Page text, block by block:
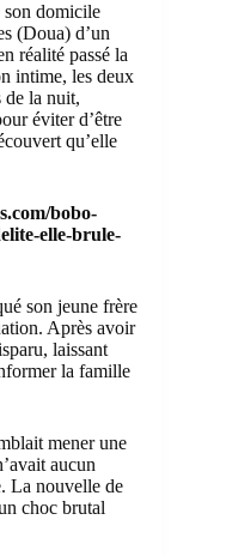
son domicile
(Doua) d’un
réalité passé la
intime, les deux
de la nuit,
éviter d’être
qu’elle
bobo-
elle-brule-
son jeune frère
Après avoir
laissant
la famille
mener une
aucun
La nouvelle de
choc brutal